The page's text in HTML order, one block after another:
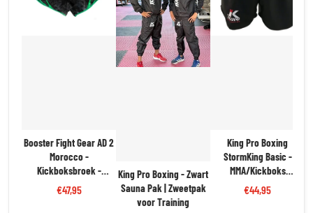
Booster Fight Gear AD 2
Morocco -
Kickboksbroek -
Zwart/Groen/Rood |
Trots & Flexibiliteit
€47,95
King Pro Boxing - Zwart
Sauna Pak | Zweetpak
voor Training
King Pro Boxing
StormKing Basic -
MMA/Kickboks
Fightshort - Zwart | Stijl
& Beweegvrijheid
€44,95